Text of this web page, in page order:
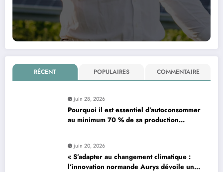
RÉCENT POPULAIRES COMMENTAIRE
juin 28, 2026
Pourquoi il est essentiel d’autoconsommer
au minimum 70 % de sa production
juin 20, 2026
« S’adapter au changement climatique :
l’innovation normande Aurys dévoile un